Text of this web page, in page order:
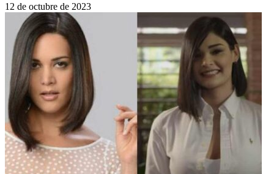
12 de octubre de 2023